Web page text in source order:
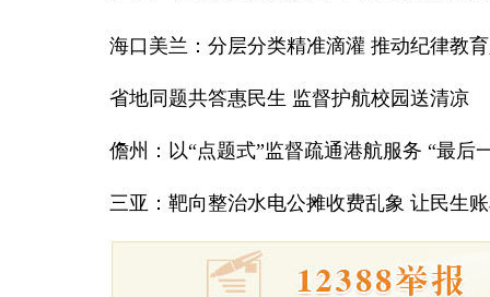
海口美兰：分层分类精准滴灌 推动纪律教
省地同题共答惠民生 监督护航校园送清凉
儋州：以“点题式”监督疏通港航服务 “最后
三亚：靶向整治水电公摊收费乱象 让民生